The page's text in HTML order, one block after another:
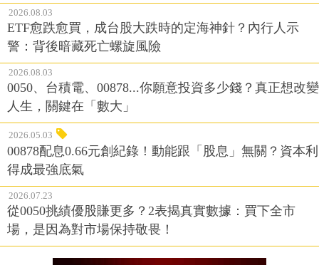
2026.08.03
ETF愈跌愈買，成台股大跌時的定海神針？內行人示
警：背後暗藏死亡螺旋風險
2026.08.03
0050、台積電、00878...你願意投資多少錢？真正想改變
人生，關鍵在「數大」
2026.05.03
00878配息0.66元創紀錄！動能跟「股息」無關？資本利
得成最強底氣
2026.07.23
從0050挑績優股賺更多？2表揭真實數據：買下全市
場，是因為對市場保持敬畏！